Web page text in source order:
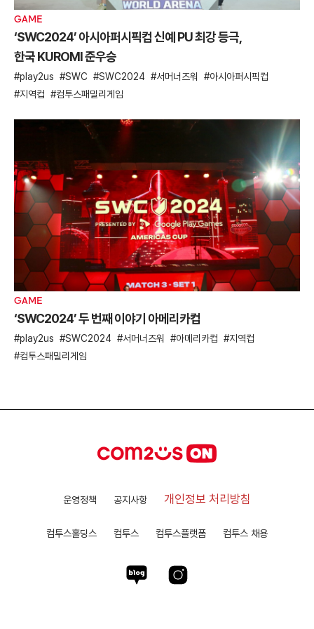
GAME
‘SWC2024’ 아시아퍼시픽컵 신예 PU 최강 등극,
한국 KUROMI 준우승
play2us SWC SWC2024 서머너즈워
아시아퍼시픽컵
지역컵
컴투스패밀리게임
GAME
‘SWC2024’ 두 번째 이야기 아메리카컵
play2us SWC2024 서머너즈워 아메리카컵
지역컵
컴투스패밀리게임
운영정책 공지사항 개인정보 처리방침
컴투스홀딩스 컴투스 컴투스플랫폼 컴투스 채용